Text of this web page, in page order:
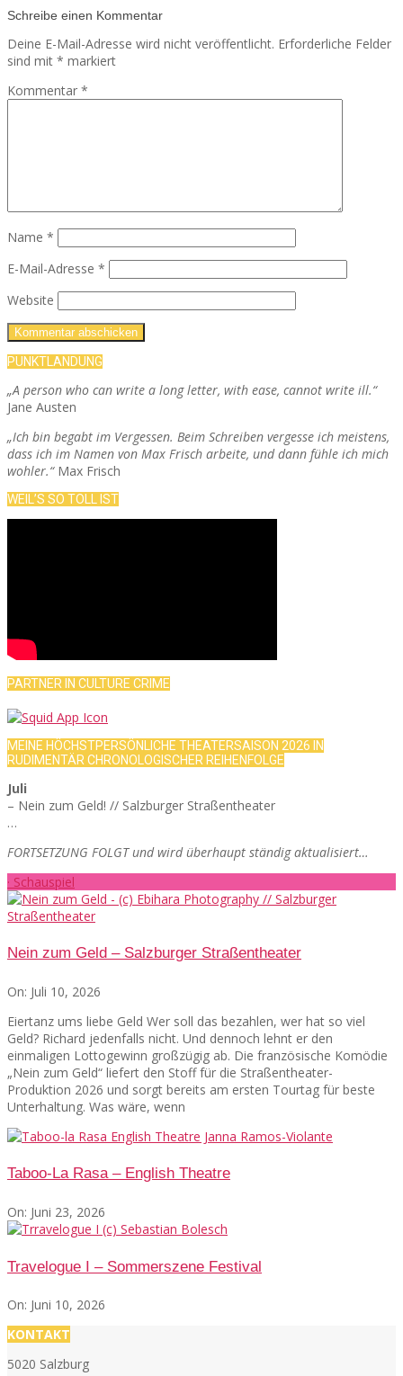
Schreibe einen Kommentar
Deine E-Mail-Adresse wird nicht veröffentlicht. Erforderliche Felder
sind mit * markiert
Kommentar *
Name *
E-Mail-Adresse *
Website
PUNKTLANDUNG
„A person who can write a long letter, with ease, cannot write ill.“
Jane Austen
„Ich bin begabt im Vergessen. Beim Schreiben vergesse ich meistens,
dass ich im Namen von Max Frisch arbeite, und dann fühle ich mich
wohler.“Max Frisch
WEIL’S SO TOLL IST
PARTNER IN CULTURE CRIME
MEINE HÖCHSTPERSÖNLICHE THEATERSAISON 2026 IN
RUDIMENTÄR CHRONOLOGISCHER REIHENFOLGE
Juli
– Nein zum Geld! // Salzburger Straßentheater
…
FORTSETZUNG FOLGT und wird überhaupt ständig aktualisiert…
· Schauspiel
Nein zum Geld – Salzburger Straßentheater
On: Juli 10, 2026
Eiertanz ums liebe Geld Wer soll das bezahlen, wer hat so viel
Geld? Richard jedenfalls nicht. Und dennoch lehnt er den
einmaligen Lottogewinn großzügig ab. Die französische Komödie
„Nein zum Geld“ liefert den Stoff für die Straßentheater-
Produktion 2026 und sorgt bereits am ersten Tourtag für beste
Unterhaltung. Was wäre, wenn
Taboo-La Rasa – English Theatre
On: Juni 23, 2026
Travelogue I – Sommerszene Festival
On: Juni 10, 2026
KONTAKT
5020 Salzburg